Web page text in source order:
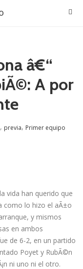
â€“
A por
, previa, Primer equipo
vida han querido que
como lo hizo el aÃ±o
y mismos
en ambos
de 6-2, en un partido
Poyet y RubÃ©n
ni uno ni el otro.